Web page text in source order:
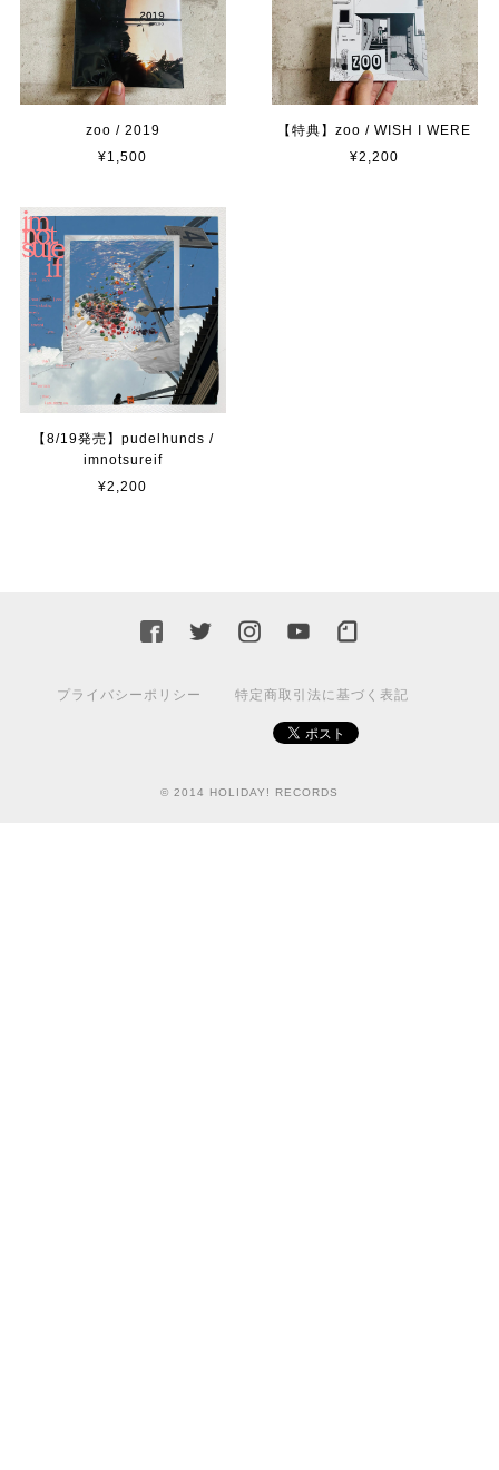
zoo / 2019
¥1,500
【特典】zoo / WISH I WERE
¥2,200
【8/19発売】pudelhunds /
imnotsureif
¥2,200
プライバシーポリシー 特定商取引法に基づく表記
© 2014 HOLIDAY! RECORDS